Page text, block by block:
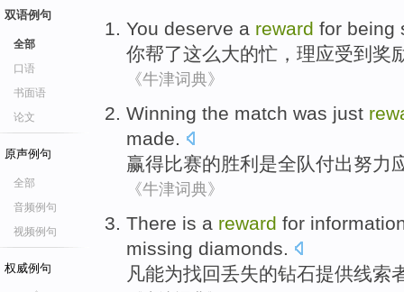
双语例句
全部
口语
书面语
论文
原声例句
全部
音频例句
视频例句
权威例句
You deserve a reward for being
你帮了这么大的忙， 理应受到 奖
《牛津词典》
Winning the match was just
made.
赢得比赛的胜利 是全队付出努力
《牛津词典》
There is a reward for
missing diamonds
凡能为找回丢失的钻石提供线索